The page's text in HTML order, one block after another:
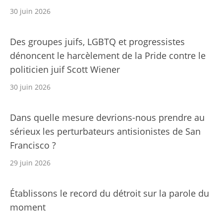
30 juin 2026
Des groupes juifs, LGBTQ et progressistes
dénoncent le harcèlement de la Pride contre le
politicien juif Scott Wiener
30 juin 2026
Dans quelle mesure devrions-nous prendre au
sérieux les perturbateurs antisionistes de San
Francisco ?
29 juin 2026
Établissons le record du détroit sur la parole du
moment